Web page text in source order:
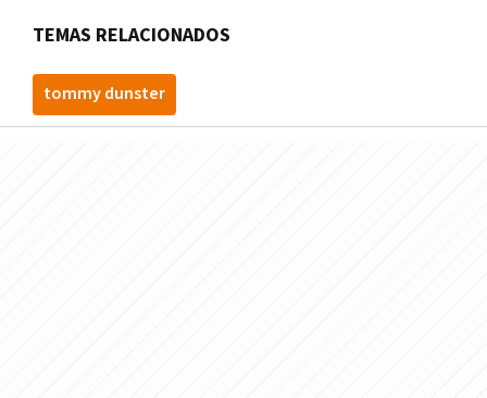
TEMAS RELACIONADOS
tommy dunster